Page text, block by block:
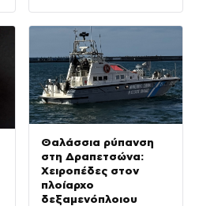
Θαλάσσια ρύπανση
στη Δραπετσώνα:
Χειροπέδες στον
πλοίαρχο
δεξαμενόπλοιου